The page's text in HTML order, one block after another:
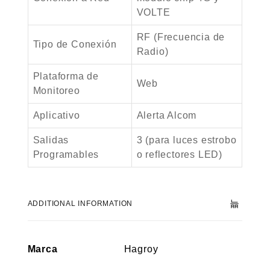
VOLTE
Tipo de Conexión
RF (Frecuencia de
Radio)
Plataforma de
Monitoreo
Web
Aplicativo Alerta Alcom
Salidas
Programables
3 (para luces estrobo
o reflectores LED)
ADDITIONAL INFORMATION
Marca Hagroy